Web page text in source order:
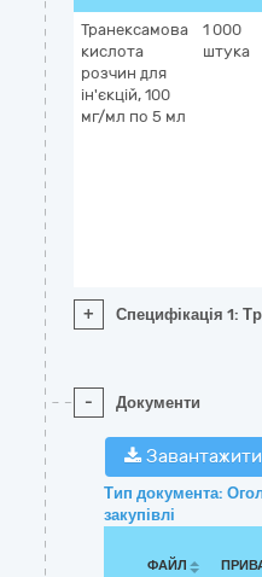
Транексамова
кислота
розчин для
ін'єкцій, 100
мг/мл по 5 мл
1 000
штука
+ Специфікація 1:
- Документи
Завантажити
Тип документа:
закупівлі
ФАЙЛ